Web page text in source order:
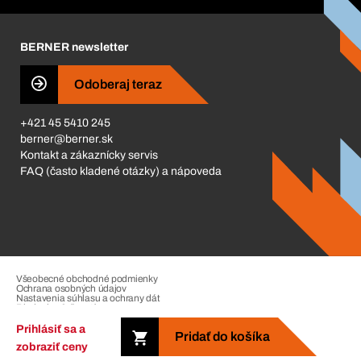
Prihlásiť sa a
zobraziť ceny
Pridať do košíka
Business Conduct
BERNER newsletter
Odoberaj teraz
+421 45 5410 245
berner@berner.sk
Kontakt a zákaznícky servis
FAQ (často kladené otázky) a nápoveda
Copyright © 2026. The Berner Group. All rights reserved.
Všeobecné obchodné podmienky
Ochrana osobných údajov
Nastavenia súhlasu a ochrany dát
Riadenie sťažností